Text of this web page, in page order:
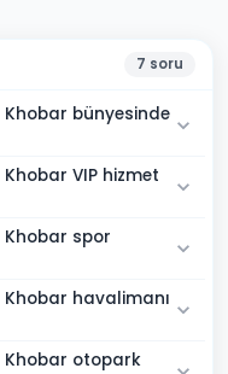
7 soru
bünyesinde
VIP hizmet
spor
havalimanı
Khobar otopark